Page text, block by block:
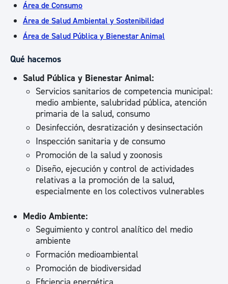
Área de Consumo
Área de Salud Ambiental y Sostenibilidad
Área de Salud Pública y Bienestar Animal
Qué hacemos
Salud Pública y Bienestar Animal:
Servicios sanitarios de competencia municipal:
medio ambiente, salubridad pública, atención
primaria de la salud, consumo
Desinfección, desratización y desinsectación
Inspección sanitaria y de consumo
Promoción de la salud y zoonosis
Diseño, ejecución y control de actividades
relativas a la promoción de la salud,
especialmente en los colectivos vulnerables
Medio Ambiente:
Seguimiento y control analítico del medio
ambiente
Formación medioambiental
Promoción de biodiversidad